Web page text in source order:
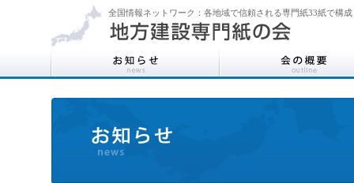
全国情報ネットワーク：各地域で信頼される専門紙33紙で構成